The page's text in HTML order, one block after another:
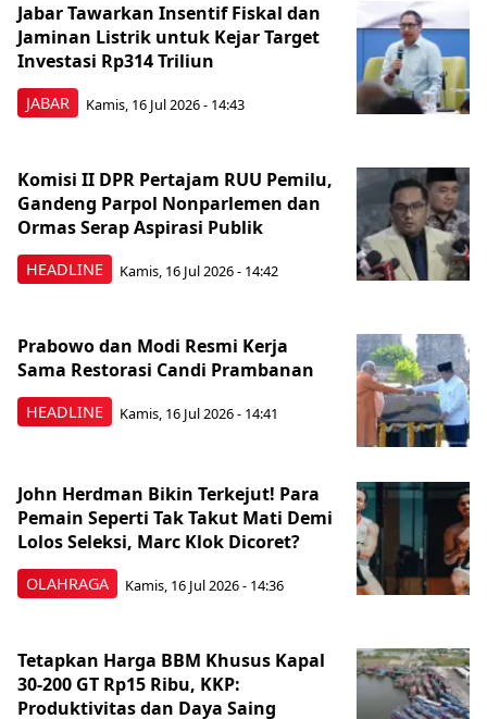
JABAR
Jabar Tawarkan Insentif Fiskal dan
Jaminan Listrik untuk Kejar Target
Investasi Rp314 Triliun
Kamis, 16 Jul 2026 - 14:43
HEADLINE
Komisi II DPR Pertajam RUU Pemilu,
Gandeng Parpol Nonparlemen dan
Ormas Serap Aspirasi Publik
Kamis, 16 Jul 2026 - 14:42
HEADLINE
Prabowo dan Modi Resmi Kerja
Sama Restorasi Candi Prambanan
Kamis, 16 Jul 2026 - 14:41
OLAHRAGA
John Herdman Bikin Terkejut! Para
Pemain Seperti Tak Takut Mati Demi
Lolos Seleksi, Marc Klok Dicoret?
Kamis, 16 Jul 2026 - 14:36
Tetapkan Harga BBM Khusus Kapal
30-200 GT Rp15 Ribu, KKP:
Produktivitas dan Daya Saing